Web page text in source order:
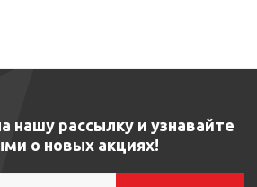
нашу рассылку и узнавайте
о новых акциях!